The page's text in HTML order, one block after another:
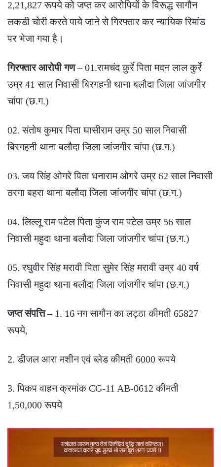
2,21,827 रूपये को जप्त कर आरोपियों के विरूद्ध सागौन
लकडी चोरी करते पाये जाने से गिरफ्तार कर न्यायिक रिमांड
पर भेजा गया है।
गिरफ्तार आरोपी गण– 01.रामचंद कुर्रे पिता मदन लाल कुर्रे
उम्र 41 साल निवासी बिरगहनी थाना बलौदा जिला जांजगीर
चांपा (छ.ग.)
02. संतोष कुमार पिता घासीराम उम्र 50 साल निवासी
बिरगहनी थाना बलौदा जिला जांजगीर चांपा (छ.ग.)
03. जय सिंह ओगरे पिता धनाराम ओगरे उम्र 62 साल निवासी
ठरगा बहरा थाना बलौदा जिला जांजगीर चांपा (छ.ग.)
04. लिल्लू राम पटेल पिता कुंज राम पटेल उम्र 56 साल
निवासी महुदा थाना बलौदा जिला जांजगीर चांपा (छ.ग.)
05. रघुवीर सिंह मरावी पिता सुमेर सिंह मरावी उम्र 40 वर्ष
निवासी महुदा थाना बलौदा जिला जांजगीर चांपा (छ.ग.)
जप्त संपत्ति– 1. 16 नग सागौन का लट्ठा कीमती 65827
रूपये,
2. डीजल आरा मशीन एवं ब्लेड कीमती 6000 रूपये
3. पिकप वाहन क्रमांक CG-11 AB-0612 कीमती
1,50,000 रूपये